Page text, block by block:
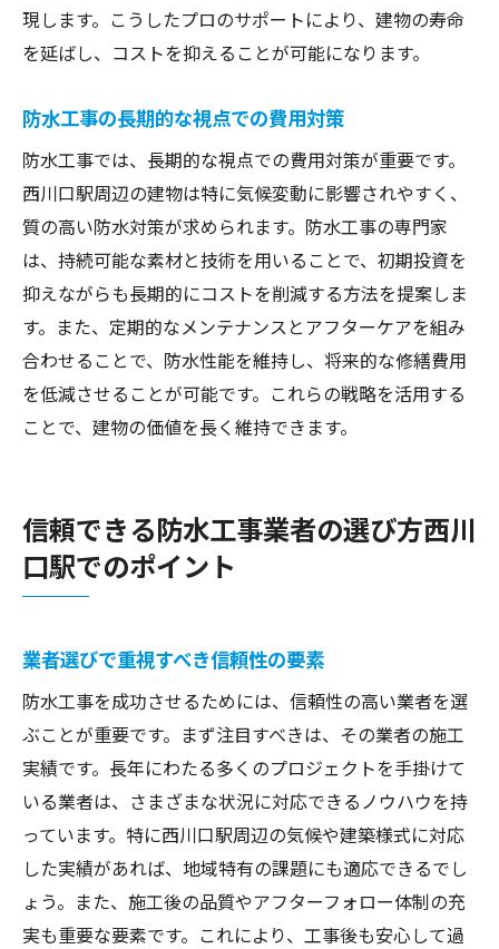
現します。こうしたプロのサポートにより、建物の寿命
を延ばし、コストを抑えることが可能になります。
防水工事の長期的な視点での費用対策
防水工事では、長期的な視点での費用対策が重要です。
西川口駅周辺の建物は特に気候変動に影響されやすく、
質の高い防水対策が求められます。防水工事の専門家
は、持続可能な素材と技術を用いることで、初期投資を
抑えながらも長期的にコストを削減する方法を提案しま
す。また、定期的なメンテナンスとアフターケアを組み
合わせることで、防水性能を維持し、将来的な修繕費用
を低減させることが可能です。これらの戦略を活用する
ことで、建物の価値を長く維持できます。
信頼できる防水工事業者の選び方西川
口駅でのポイント
業者選びで重視すべき信頼性の要素
防水工事を成功させるためには、信頼性の高い業者を選
ぶことが重要です。まず注目すべきは、その業者の施工
実績です。長年にわたる多くのプロジェクトを手掛けて
いる業者は、さまざまな状況に対応できるノウハウを持
っています。特に西川口駅周辺の気候や建築様式に対応
した実績があれば、地域特有の課題にも適応できるでし
ょう。また、施工後の品質やアフターフォロー体制の充
実も重要な要素です。これにより、工事後も安心して過